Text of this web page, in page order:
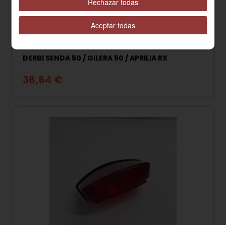
DERBI SENDA 50 / GILERA 50 / APRILIA RX
36,64 €
Rechazar todas
Aceptar todas